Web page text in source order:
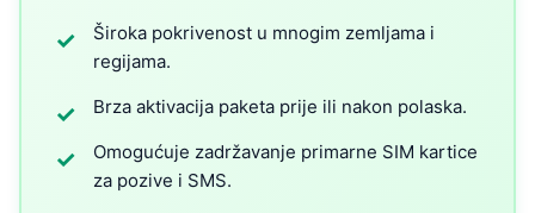
✓
Široka pokrivenost u mnogim zemljama i
regijama.
✓ Brza aktivacija paketa prije ili nakon polaska.
✓
Omogućuje zadržavanje primarne SIM kartice
za pozive i SMS.